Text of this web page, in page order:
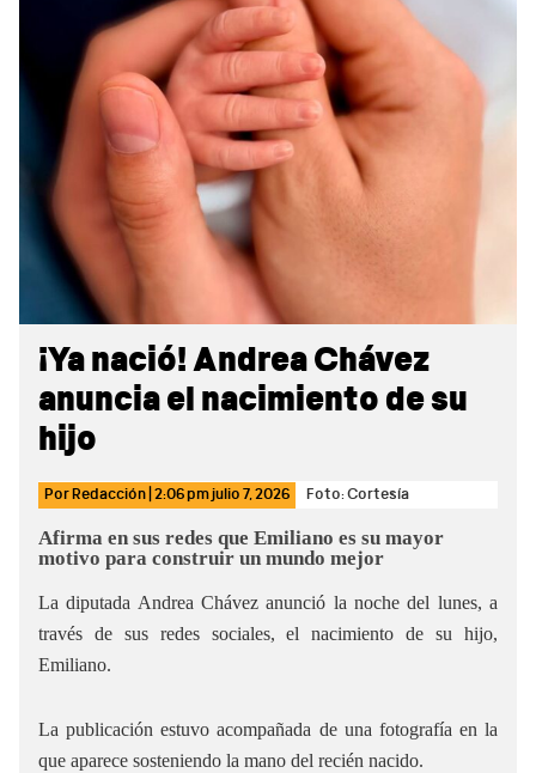
¡Ya nació! Andrea Chávez
anuncia el nacimiento de su
hijo
Por Redacción 2:06 pmjulio 7, 2026 Foto: Cortesía
Afirma en sus redes que Emiliano es su mayor
motivo para construir un mundo mejor
La diputada Andrea Chávez anunció la noche del lunes, a
través de sus redes sociales, el nacimiento de su hijo,
Emiliano.
La publicación estuvo acompañada de una fotografía en la
que aparece sosteniendo la mano del recién nacido.
Sidebar